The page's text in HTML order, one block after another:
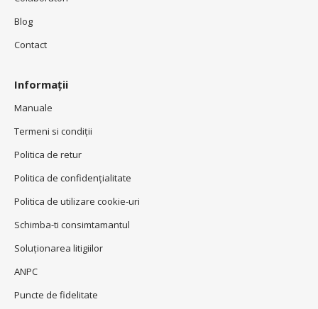
Blog
Contact
Informații
Manuale
Termeni si condiţii
Politica de retur
Politica de confidenţialitate
Politica de utilizare cookie-uri
Schimba-ti consimtamantul
Soluționarea litigiilor
ANPC
Puncte de fidelitate